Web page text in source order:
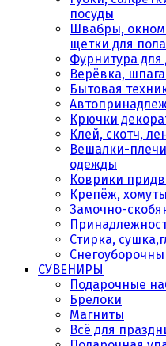
посуды
Швабры,
щетки для пола
Фурнитура
Верёвка,
Бытовая
Крючки
Клей, скотч,
Вешалки-
одежды
Коврики
Крепёж,
Замочно-
Стирка,
СУВЕНИРЫ
Подарочные
Брелоки
Магниты
Всё для